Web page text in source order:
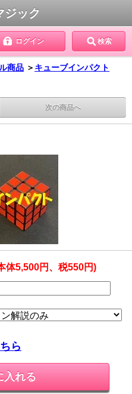
ジック
ログイン 検索
商品 ＞ キューブインパクト
次の商品へ
体5,500円、税550円)
ら